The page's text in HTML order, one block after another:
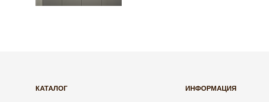
КАТАЛОГ ИНФОРМАЦИЯ